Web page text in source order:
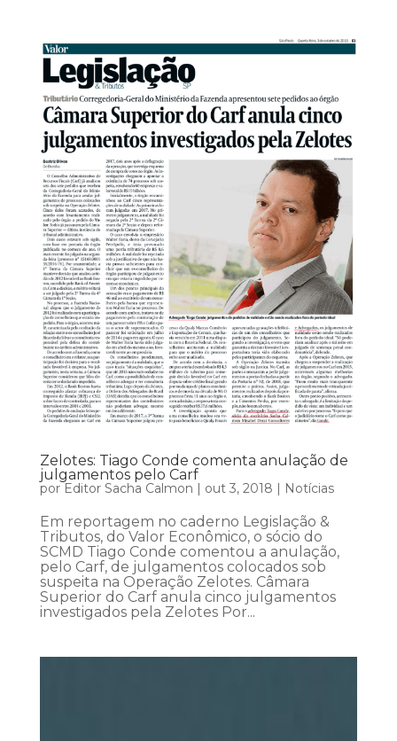
Zelotes: Tiago Conde comenta anulação de
julgamentos pelo Carf
por Editor Sacha Calmon | out 3, 2018 | Notícias
Em reportagem no caderno Legislação &
Tributos, do Valor Econômico, o sócio do
SCMD Tiago Conde comentou a anulação,
pelo Carf, de julgamentos colocados sob
suspeita na Operação Zelotes. Câmara
Superior do Carf anula cinco julgamentos
investigados pela Zelotes Por...